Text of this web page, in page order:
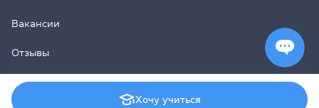
Вакансии
Отзывы
Как нас найти Хочу учиться